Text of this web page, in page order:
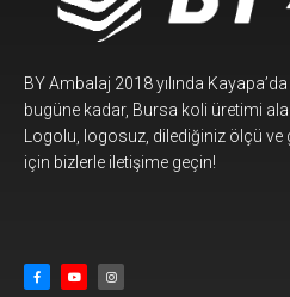
BY Ambalaj 2018 yılında
bugüne kadar, Bursa koli üretimi
Logolu, logosuz, dilediğiniz ölçü
için bizlerle iletişime geçin!